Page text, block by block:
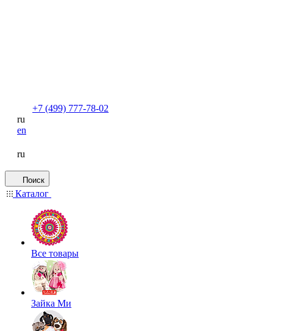
+7 (499) 777-78-02
ru
en
ru
Поиск
Каталог
Все товары
Зайка Ми